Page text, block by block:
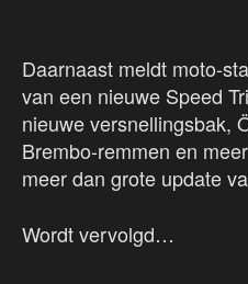
Daarnaast meldt moto-
van een nieuwe Speed
nieuwe versnellingsbak,
Brembo-remmen en
meer dan grote update
Wordt vervolgd…